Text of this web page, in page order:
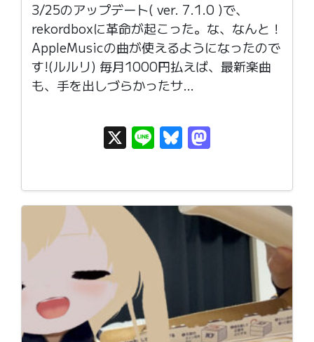
3/25のアップデート( ver. 7.1.0 )で、
rekordboxに革命が起こった。な、なんと！
AppleMusicの曲が使えるようになったので
す!(ルルリ) 毎月1000円払えば、最新楽曲
も、手を出しづらかったサ…
X Li
n
e
Bl
u
e
s
t
o
d
o